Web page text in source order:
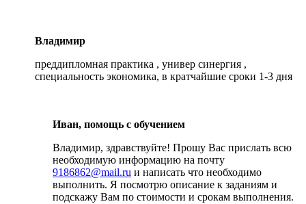
Владимир
преддипломная практика , универ синергия ,
специальность экономика, в кратчайшие сроки 1-3 дня
Иван, помощь с обучением
Владимир, здравствуйте! Прошу Вас прислать всю
необходимую информацию на почту
9186862@mail.ru и написать что необходимо
выполнить. Я посмотрю описание к заданиям и
подскажу Вам по стоимости и срокам выполнения.